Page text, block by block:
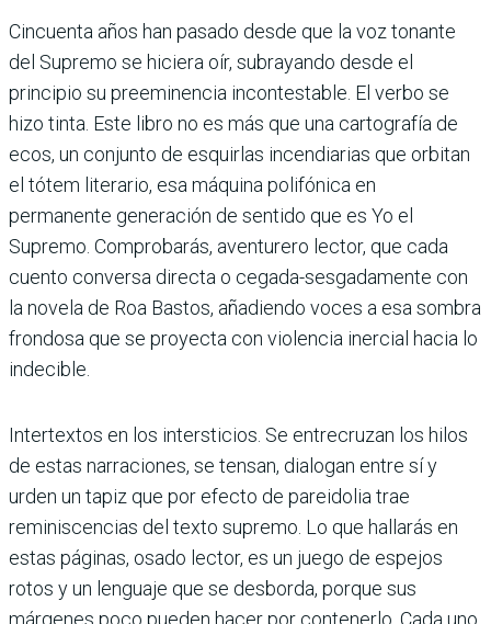
Cincuenta años han pasado desde que la voz tonante
del Supremo se hiciera oír, subrayando desde el
principio su preeminencia incontestable. El verbo se
hizo tinta. Este libro no es más que una cartografía de
ecos, un conjunto de esquirlas incendiarias que orbitan
el tótem literario, esa máquina polifónica en
permanente generación de sentido que es Yo el
Supremo. Comprobarás, aventurero lector, que cada
cuento conversa directa o cegada-sesgadamente con
la novela de Roa Bastos, añadiendo voces a esa sombra
frondosa que se proyecta con violencia inercial hacia lo
indecible.
Intertextos en los intersticios. Se entrecruzan los hilos
de estas narraciones, se tensan, dialogan entre sí y
urden un tapiz que por efecto de pareidolia trae
reminiscencias del texto supremo. Lo que hallarás en
estas páginas, osado lector, es un juego de espejos
rotos y un lenguaje que se desborda, porque sus
márgenes poco pueden hacer por contenerlo. Cada uno